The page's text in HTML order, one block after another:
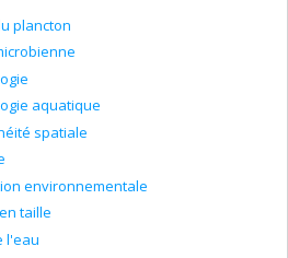
étudiant à la maîtrise (direction;
Nolwenn Noisel, ESPUM)
étudiante au doctorat (codirection;
Rosabal, UQAM)
étudiante au doctorat
directrice: Isabelle Lavoie, INRS)
Bauer, étudiante au
directeur: Maikel Rosabal,
directeur: Maikel Rosabal, UQAM)
plancton
aquatique
spatiale
environnementale
taille
l'eau